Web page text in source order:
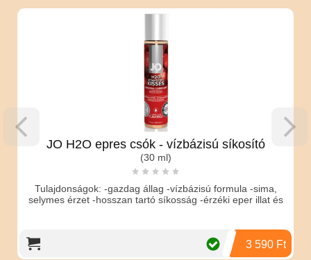
JO H2O epres csók - vízbázisú síkosító
(30 ml)
Tulajdonságok: -gazdag állag -vízbázisú formula -sima,
selymes érzet -hosszan tartó síkosság -érzéki eper illat és
3 590 Ft